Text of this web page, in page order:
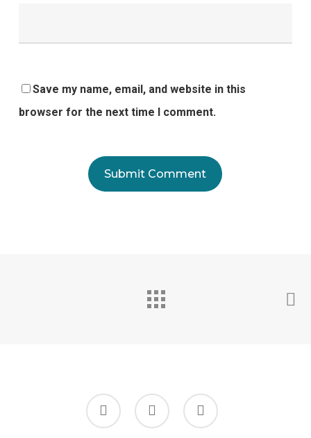
Save my name, email, and website in this
browser for the next time I comment.
facebook instagram flickr